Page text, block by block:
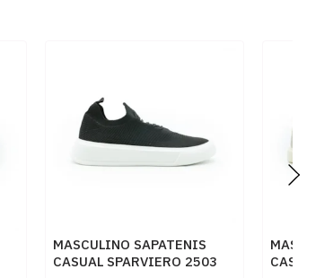
MASCULINO SAPATENIS
CASUAL SPARVIERO 2503
CASUAL